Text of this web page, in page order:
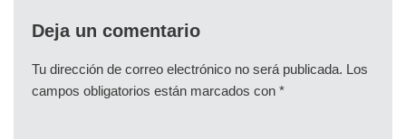
Deja un comentario
Tu dirección de correo electrónico no será publicada. Los
campos obligatorios están marcados con *